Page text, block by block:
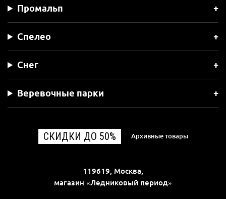
Промальп
Спелео
Снег
Веревочные парки
СКИДКИ ДО 50% Архивные товары
119619, Москва,
магазин «Ледниковый период»